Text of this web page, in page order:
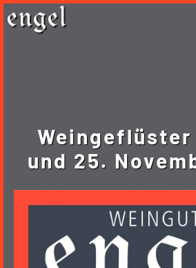
Skip
to
content
engel
Weingeflüster
und 25.